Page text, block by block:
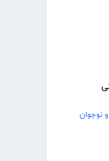
نوجوان